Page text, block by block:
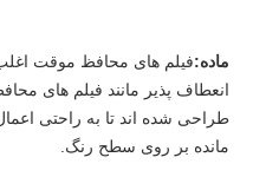
ماده:فیلم های محافظ موقت
انعطاف پذیر مانند فیلم های
طراحی شده اند تا به راحتی
مانده بر روی سطح رنگ.